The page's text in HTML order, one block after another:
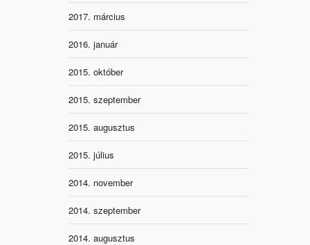
2017. március
2016. január
2015. október
2015. szeptember
2015. augusztus
2015. július
2014. november
2014. szeptember
2014. augusztus